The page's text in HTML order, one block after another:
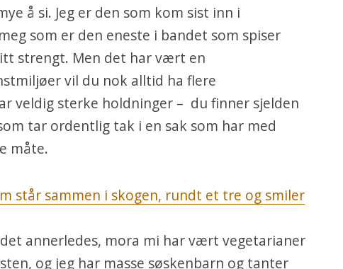
å si. Jeg er den som kom sist inn i
som er den eneste i bandet som spiser
strengt. Men det har vært en
vil du nok alltid ha flere
veldig sterke holdninger – du finner sjelden
tar ordentlig tak i en sak som har med
måte.
annerledes, mora mi har vært vegetarianer
og jeg har masse søskenbarn og tanter